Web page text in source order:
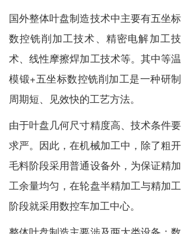
国外整体叶盘制造技术中主要有五坐标
数控铣削加工技术、精密电解加工技
术、线性摩擦焊加工技术等。其中等温
模锻+五坐标数控铣削加工是一种研制
周期短、见效快的工艺方法。
由于叶盘几何尺寸精度高、技术条件要
求严。因此，在机械加工中，除了粗开
毛料阶段采用普通设备外，为保证精加
工余量均匀，在轮盘半精加工与精加工
阶段就采用数控车加工中心。